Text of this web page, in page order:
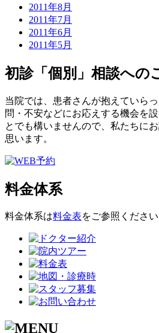
2011年8月
2011年7月
2011年6月
2011年5月
初診「個別」相談への
当院では、患者さんが抱えていら
問・不安などにお応えする機会を
とでも構いませんので、私たちに
思います。
料金体系
料金体系は料金表をご参照ください